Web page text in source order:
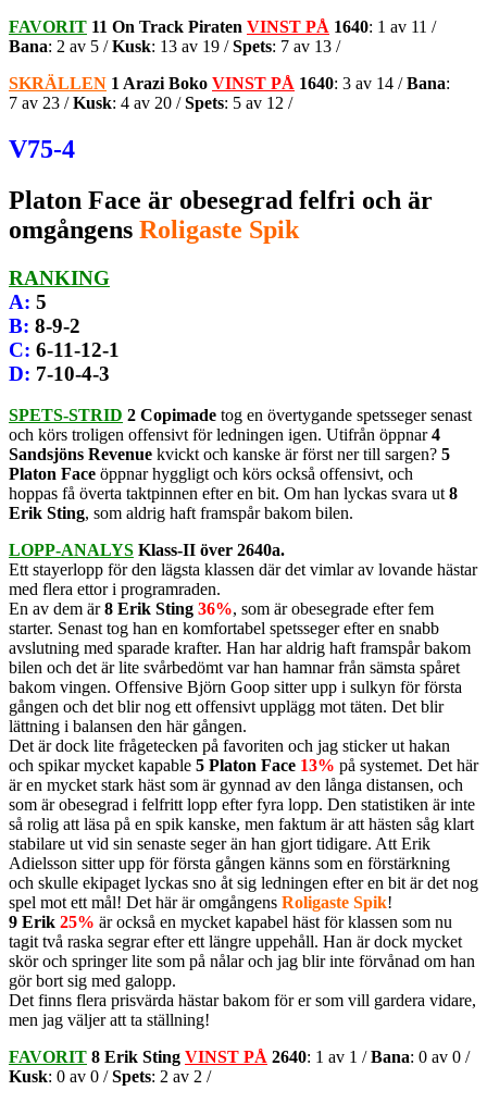
FAVORIT 11 On Track Piraten VINST PÅ 1640: 1 av 11 /
Bana: 2 av 5 /Kusk: 13 av 19 /Spets: 7 av 13 /
SKRÄLLEN 1 Arazi Boko VINST PÅ 1640: 3 av 14 /Bana:
7 av 23 /Kusk: 4 av 20 /Spets: 5 av 12 /
V75-4
Platon Face är obesegrad felfri och är
omgångens Roligaste Spik
RANKING
A: 5
B: 8-9-2
C: 6-11-12-1
D: 7-10-4-3
SPETS-STRID 2 Copimade tog en övertygande spetsseger senast
och körs troligen offensivt för ledningen igen. Utifrån öppnar4
Sandsjöns Revenue kvickt och kanske är först ner till sargen? 5
Platon Face öppnar hyggligt och körs också offensivt, och
hoppas få överta taktpinnen efter en bit. Om han lyckas svara ut8
Erik Sting, som aldrig haft framspår bakom bilen.
LOPP-ANALYS Klass-II över 2640a.
Ett stayerlopp för den lägsta klassen där det vimlar av lovande hästar
med flera ettor i programraden.
En av dem är8 Erik Sting 36%, som är obesegrade efter fem
starter. Senast tog han en komfortabel spetsseger efter en snabb
avslutning med sparade krafter. Han har aldrig haft framspår bakom
bilen och det är lite svårbedömt var han hamnar från sämsta spåret
bakom vingen. Offensive Björn Goop sitter upp i sulkyn för första
gången och det blir nog ett offensivt upplägg mot täten. Det blir
lättning i balansen den här gången.
Det är dock lite frågetecken på favoriten och jag sticker ut hakan
och spikar mycket kapable 5 Platon Face 13% på systemet. Det här
är en mycket stark häst som är gynnad av den långa distansen, och
som är obesegrad i felfritt lopp efter fyra lopp. Den statistiken är inte
så rolig att läsa på en spik kanske, men faktum är att hästen såg klart
stabilare ut vid sin senaste seger än han gjort tidigare. Att Erik
Adielsson sitter upp för första gången känns som en förstärkning
och skulle ekipaget lyckas sno åt sig ledningen efter en bit är det nog
spel mot ett mål! Det här är omgångens Roligaste Spik!
9 Erik 25% är också en mycket kapabel häst för klassen som nu
tagit två raska segrar efter ett längre uppehåll. Han är dock mycket
skör och springer lite som på nålar och jag blir inte förvånad om han
gör bort sig med galopp.
Det finns flera prisvärda hästar bakom för er som vill gardera vidare,
men jag väljer att ta ställning!
FAVORIT 8 Erik Sting VINST PÅ 2640: 1 av 1 /Bana: 0 av 0 /
Kusk: 0 av 0 /Spets: 2 av 2 /